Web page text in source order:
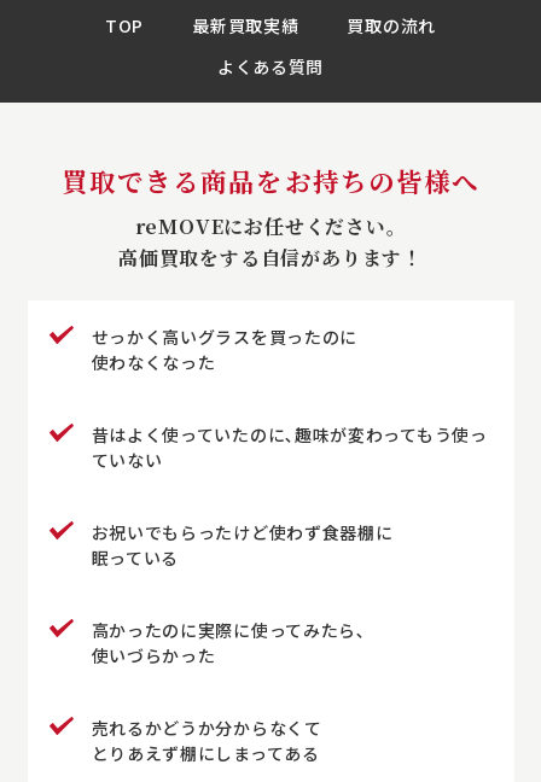
TOP 最新買取実績
買取の流れ
よくある質問
買取できる商品をお持ちの皆様へ
reMOVEにお任せください。
高価買取をする自信があります！
せっかく高いグラスを買ったのに
使わなくなった
昔はよく使っていたのに､趣味が変わってもう使っ
ていない
お祝いでもらったけど使わず食器棚に
眠っている
高かったのに実際に使ってみたら､
使いづらかった
売れるかどうか分からなくて
とりあえず棚にしまってある